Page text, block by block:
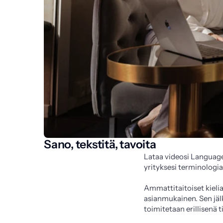
Sano, tekstitä, tavoita
Lataa videosi
yrityksesi
Ammattitaitoiset
asianmukainen. Sen
toimitetaan erillisenä